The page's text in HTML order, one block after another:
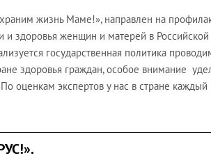
жизнь Маме!», направлен на
и здоровья женщин и матерей в
государственная политика
здоровья граждан, особое внимание
оценкам экспертов у нас в стране